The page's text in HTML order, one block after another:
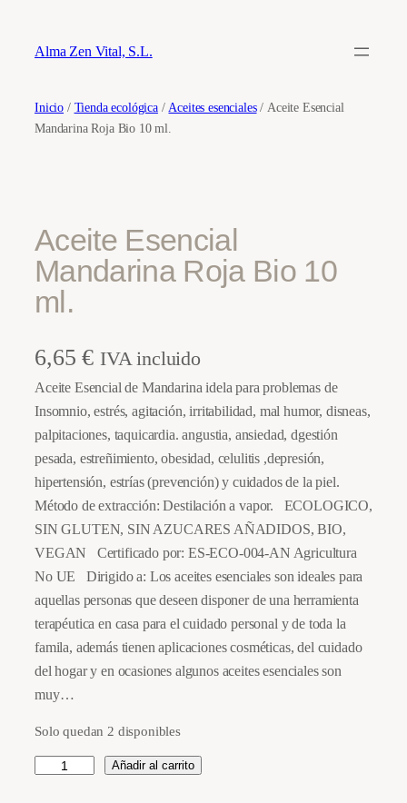
Alma Zen Vital, S.L.
Inicio / Tienda ecológica/ Aceites esenciales/ Aceite Esencial
Mandarina Roja Bio 10 ml.
Aceite Esencial
Mandarina Roja Bio 10
ml.
6,65€ IVA incluido
Aceite Esencial de Mandarina idela para problemas de
Insomnio, estrés, agitación, irritabilidad, mal humor, disneas,
palpitaciones, taquicardia. angustia, ansiedad, dgestión
pesada, estreñimiento, obesidad, celulitis ,depresión,
hipertensión, estrías (prevención) y cuidados de la piel.
Método de extracción: Destilación a vapor. ECOLOGICO,
SIN GLUTEN, SIN AZUCARES AÑADIDOS, BIO,
VEGAN Certificado por: ES-ECO-004-AN Agricultura
No UE Dirigido a: Los aceites esenciales son ideales para
aquellas personas que deseen disponer de una herramienta
terapéutica en casa para el cuidado personal y de toda la
famila, además tienen aplicaciones cosméticas, del cuidado
del hogar y en ocasiones algunos aceites esenciales son
muy…
Solo quedan 2 disponibles
Añadir al carrito